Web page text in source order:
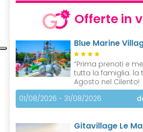
Offerte in
Blue Marine
“Prima prenoti e
tutta la famiglia: la
Agosto nel Cilento!
01/08/2026 - 31/08/2026
Gitavillage Le